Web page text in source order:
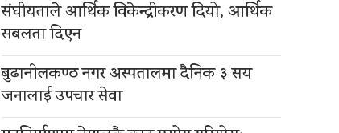
संघीयताले आर्थिक विकेन्द्रीकरण दियो, आर्थिक
सबलता दिएन
बुढानीलकण्ठ नगर अस्पतालमा दैनिक ३ सय
जनालाई उपचार सेवा